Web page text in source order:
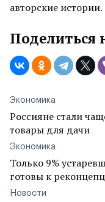
авторские истории.
Поделиться
Экономика
Россияне стали
товары для дачи
Экономика
Только 9%
готовы к
Новости